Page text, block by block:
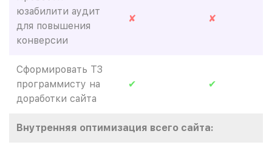
юзабилити аудит
для повышения
конверсии
✘ ✘
Сформировать ТЗ
программисту на
доработки сайта
✔ ✔
Внутренняя оптимизация всего сайта: